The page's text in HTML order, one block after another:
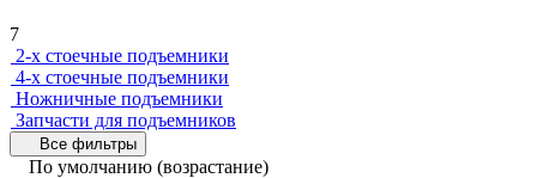
7
2-х стоечные подъемники
4-х стоечные подъемники
Ножничные подъемники
Запчасти для подъемников
Все фильтры
По умолчанию (возрастание)